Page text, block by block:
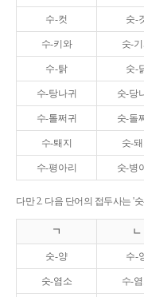
수-컷 숫-
수-키와 숫-
수-탉 숫-
수-탕나귀 숫-당
수-톨쩌귀 숫-돌
수-퇘지 숫-돼
수-평아리 숫-병
다만 2. 다음 단어의 접두사는 '
ㄱ ㄴ
숫-양 수-
숫-염소 수-